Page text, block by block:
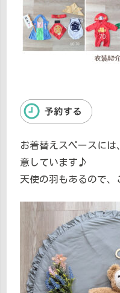
お着替えスペースには
意しています♪
天使の羽もあるので